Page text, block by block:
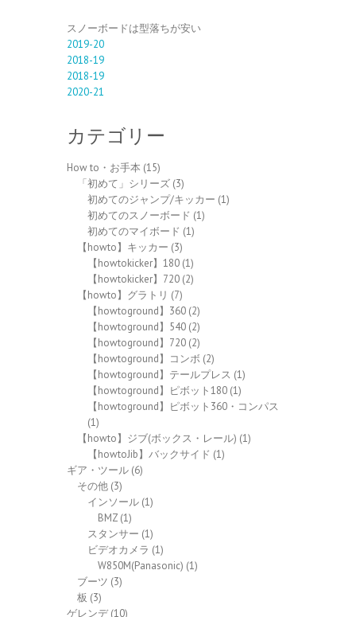
スノーボードは型落ちが安い
2019-20
2018-19
2018-19
2020-21
カテゴリー
How to・お手本 (15)
「初めて」シリーズ (3)
初めてのジャンプ/キッカー (1)
初めてのスノーボード (1)
初めてのマイボード (1)
【howto】キッカー (3)
【howtokicker】180 (1)
【howtokicker】720 (2)
【howto】グラトリ (7)
【howtoground】360 (2)
【howtoground】540 (2)
【howtoground】720 (2)
【howtoground】コンボ (2)
【howtoground】テールプレス (1)
【howtoground】ピボット180 (1)
【howtoground】ピボット360・コンパス
(1)
【howto】ジブ(ボックス・レール) (1)
【howtoJib】バックサイド (1)
ギア・ツール (6)
その他 (3)
インソール (1)
BMZ (1)
スタンサー (1)
ビデオカメラ (1)
W850M(Panasonic) (1)
ブーツ (3)
板 (3)
ゲレンデ(10)